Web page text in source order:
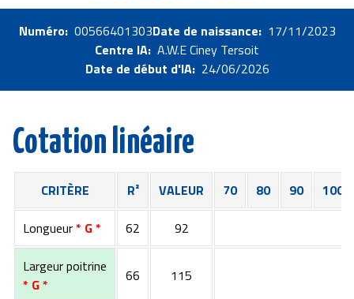
Numéro 00566401303Date de naissance 17/11/2023
Centre IA A.W.E Ciney Tersoit
Date de début d'IA 24/06/2026
Cotation linéaire
CRITÈRE R² VALEUR 70 80 90
100
Longueur* G * 62
92
Largeur poitrine
* G *
66 115